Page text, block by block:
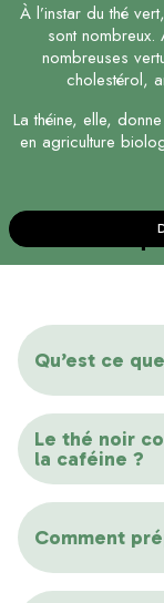
À l’instar du thé
sont
nombreuses
cholestérol,
La théine, elle,
en agriculture
Des
Qu’est ce
Le thé noir
la caféine ?
Comment